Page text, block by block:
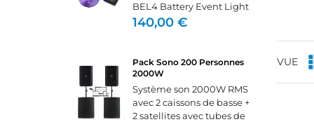
BEL4 Battery Event Light
4x15W -
d'ambianceAvec DMX
sans fil intégréLuminosité
élevée...
140,00 €
Pack Sono 200 Personnes
2000W
Système son 2000W RMS
avec 2 caissons de basse +
2 satellites avec tubes de
VUE